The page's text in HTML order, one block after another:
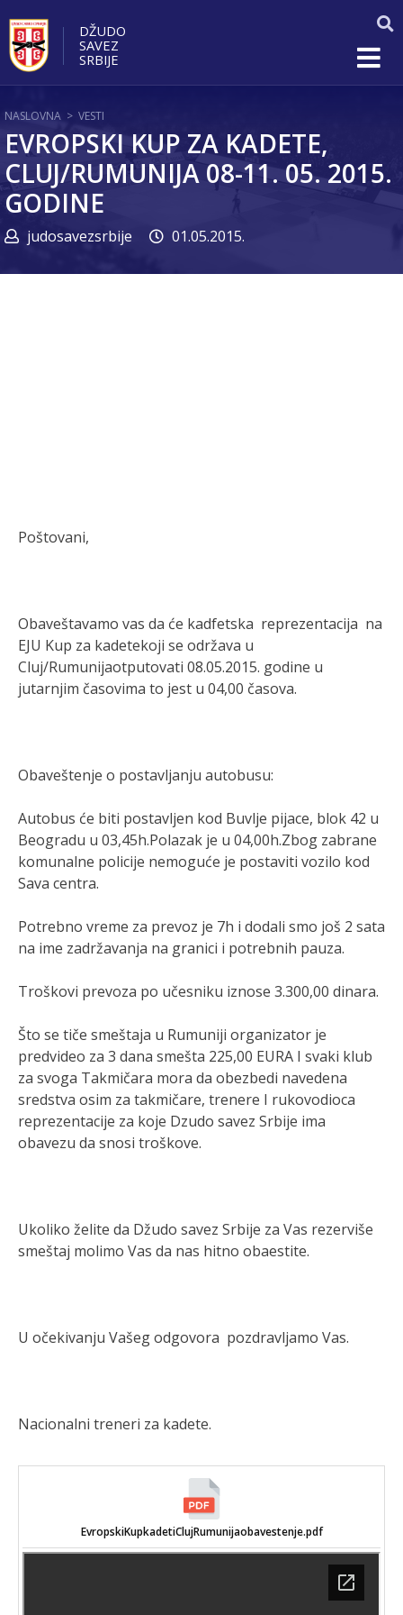
DŽUDO
SAVEZ
SRBIJE
NASLOVNA > VESTI
EVROPSKI KUP ZA KADETE,
CLUJ/RUMUNIJA 08-11. 05. 2015.
GODINE
judosavezsrbije 01.05.2015.
Poštovani,
Obaveštavamo vas da će kadfetska reprezentacija na
EJU Kup za kadetekoji se održava u
Cluj/Rumunijaotputovati 08.05.2015. godine u
jutarnjim časovima to jest u 04,00 časova.
Obaveštenje o postavljanju autobusu:
Autobus će biti postavljen kod Buvlje pijace, blok 42 u
Beogradu u 03,45h.Polazak je u 04,00h.Zbog zabrane
komunalne policije nemoguće je postaviti vozilo kod
Sava centra.
Potrebno vreme za prevoz je 7h i dodali smo još 2 sata
na ime zadržavanja na granici i potrebnih pauza.
Troškovi prevoza po učesniku iznose 3.300,00 dinara.
Što se tiče smeštaja u Rumuniji organizator je
predvideo za 3 dana smešta 225,00 EURA I svaki klub
za svoga Takmičara mora da obezbedi navedena
sredstva osim za takmičare, trenere I rukovodioca
reprezentacije za koje Dzudo savez Srbije ima
obavezu da snosi troškove.
Ukoliko želite da Džudo savez Srbije za Vas rezerviše
smeštaj molimo Vas da nas hitno obaestite.
U očekivanju Vašeg odgovora pozdravljamo Vas.
Nacionalni treneri za kadete.
EvropskiKupkadetiClujRumunijaobavestenje.pdf